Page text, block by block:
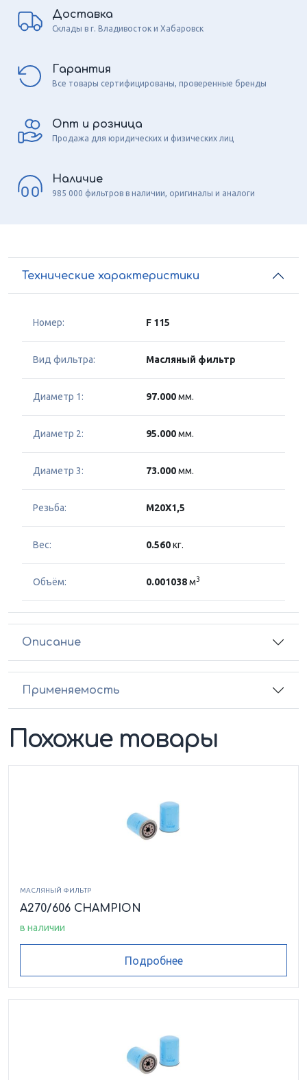
Доставка
Склады в г. Владивосток и Хабаровск
Гарантия
Все товары сертифицированы, проверенные бренды
Опт и розница
Продажа для юридических и физических лиц
Наличие
985 000 фильтров в наличии, оригиналы и аналоги
Технические характеристики
Номер: F 115
Вид фильтра: Масляный фильтр
Диаметр 1: 97.000мм.
Диаметр 2: 95.000мм.
Диаметр 3: 73.000мм.
Резьба: M20X1,5
Вес: 0.560кг.
Объём: 0.001038м3
Описание
Применяемость
Похожие товары
МАСЛЯНЫЙ ФИЛЬТР
A270/606 CHAMPION
в наличии
Подробнее